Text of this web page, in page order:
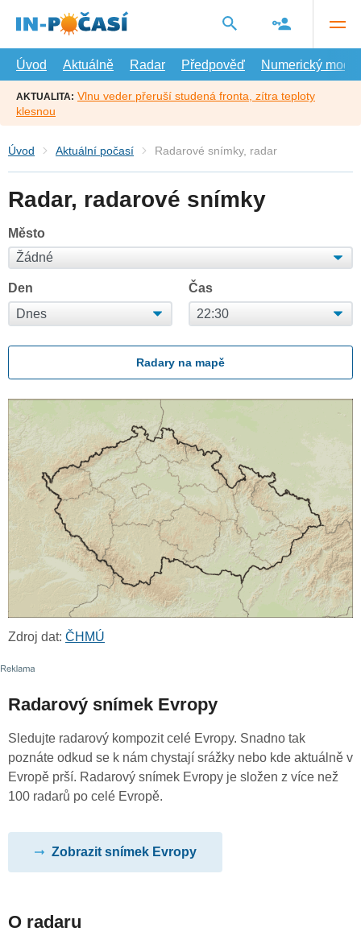
hlavní
Úvod
Aktuálně Radar Předpověď Numerický model
AKTUALITA: Vlnu veder přeruší studená fronta, zítra teploty
klesnou
Úvod Aktuální počasí Radarové snímky, radar
Radar, radarové snímky
Město
Den Čas
Radary na mapě
Zdroj dat: ČHMÚ
Radarový snímek Evropy
Sledujte radarový kompozit celé Evropy. Snadno tak
poznáte odkud se k nám chystají srážky nebo kde aktuálně v
Evropě prší. Radarový snímek Evropy je složen z více než
100 radarů po celé Evropě.
Zobrazit snímek Evropy
O radaru